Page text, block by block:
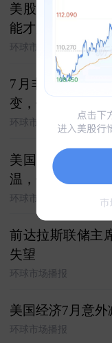
美股早盘上涨
能才是决定因素
环球市场播报
7月非农就业数
变，但加息选项
环球市场播报
美国个人投资者
温，但仍低于历
环球市场播报
前达拉斯联储主
失望
环球市场播报
美国经济7月意外
环球市场播报